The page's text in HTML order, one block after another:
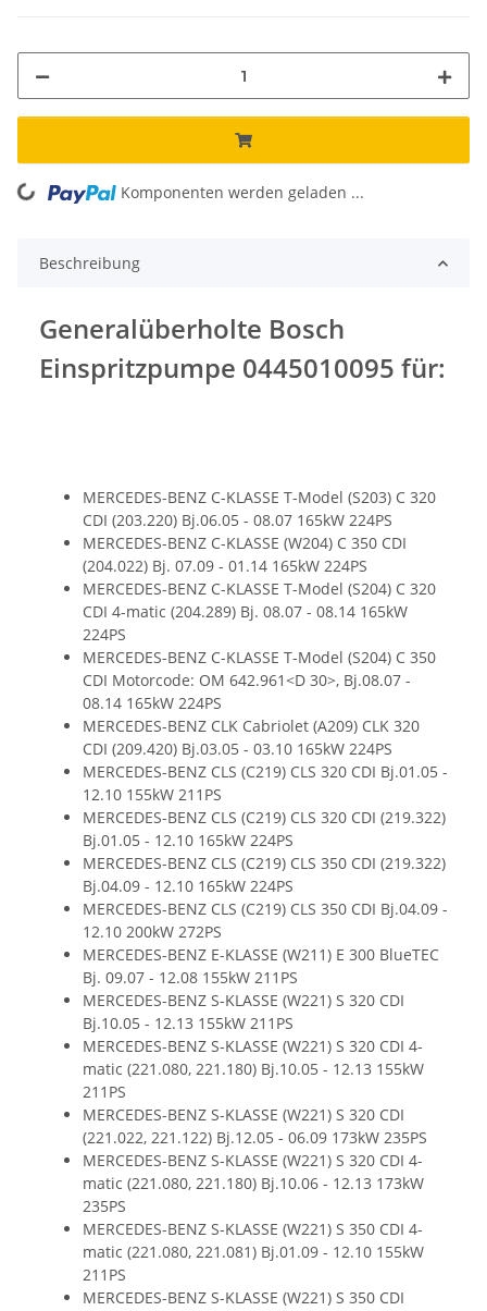
Komponenten werden geladen ...
Beschreibung
Generalüberholte Bosch
Einspritzpumpe 0445010095 für:
MERCEDES-BENZ C-KLASSE T-Model (S203) C 320
CDI (203.220) Bj.06.05 - 08.07 165kW 224PS
MERCEDES-BENZ C-KLASSE (W204) C 350 CDI
(204.022) Bj. 07.09 - 01.14 165kW 224PS
MERCEDES-BENZ C-KLASSE T-Model (S204) C 320
CDI 4-matic (204.289) Bj. 08.07 - 08.14 165kW
224PS
MERCEDES-BENZ C-KLASSE T-Model (S204) C 350
CDI Motorcode: OM 642.961<D 30>, Bj.08.07 -
08.14 165kW 224PS
MERCEDES-BENZ CLK Cabriolet (A209) CLK 320
CDI (209.420) Bj.03.05 - 03.10 165kW 224PS
MERCEDES-BENZ CLS (C219) CLS 320 CDI Bj.01.05 -
12.10 155kW 211PS
MERCEDES-BENZ CLS (C219) CLS 320 CDI (219.322)
Bj.01.05 - 12.10 165kW 224PS
MERCEDES-BENZ CLS (C219) CLS 350 CDI (219.322)
Bj.04.09 - 12.10 165kW 224PS
MERCEDES-BENZ CLS (C219) CLS 350 CDI Bj.04.09 -
12.10 200kW 272PS
MERCEDES-BENZ E-KLASSE (W211) E 300 BlueTEC
Bj. 09.07 - 12.08 155kW 211PS
MERCEDES-BENZ S-KLASSE (W221) S 320 CDI
Bj.10.05 - 12.13 155kW 211PS
MERCEDES-BENZ S-KLASSE (W221) S 320 CDI 4-
matic (221.080, 221.180) Bj.10.05 - 12.13 155kW
211PS
MERCEDES-BENZ S-KLASSE (W221) S 320 CDI
(221.022, 221.122) Bj.12.05 - 06.09 173kW 235PS
MERCEDES-BENZ S-KLASSE (W221) S 320 CDI 4-
matic (221.080, 221.180) Bj.10.06 - 12.13 173kW
235PS
MERCEDES-BENZ S-KLASSE (W221) S 350 CDI 4-
matic (221.080, 221.081) Bj.01.09 - 12.10 155kW
211PS
MERCEDES-BENZ S-KLASSE (W221) S 350 CDI